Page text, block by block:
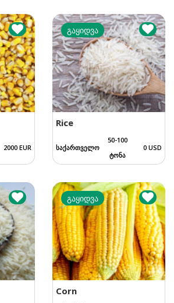
2000 EUR
გაყიდვა
Rice
საქართველო
50-100
ტონა
0 USD
გაყიდვა
Corn